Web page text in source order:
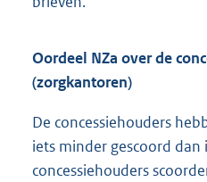
Oordeel NZa over de
(zorgkantoren)
De concessiehouders
iets minder gescoord dan
concessiehouders